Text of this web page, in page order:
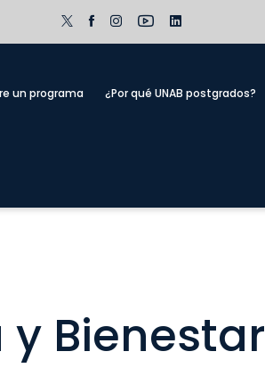
un programa ¿Por qué UNAB postgrados?
Bienestar